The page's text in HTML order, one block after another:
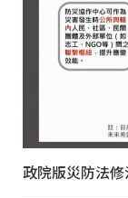
政院版災防法